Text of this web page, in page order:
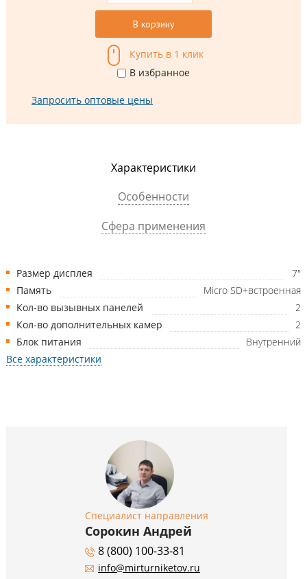
В корзину
Купить в 1 клик
В избранное
Запросить оптовые цены
Характеристики
Особенности
Сфера применения
Размер дисплея
7"
Память
Micro SD+встроенная
Кол-во вызывных панелей
2
Кол-во дополнительных камер
2
Блок питания
Внутренний
Все характеристики
Специалист направления
Сорокин Андрей
8 (800) 100-33-81
info@mirturniketov.ru